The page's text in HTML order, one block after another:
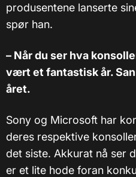
produsentene lanserte
spør han.
– Når du ser hva
vært et fantastisk år.
året.
Sony og Microsoft har
deres respektive
det siste. Akkurat nå ser
er et lite hode foran